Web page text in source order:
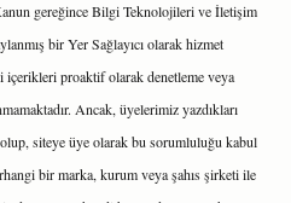
gereğince Bilgi Teknolojileri ve İletişim
bir Yer Sağlayıcı olarak hizmet
içerikleri proaktif olarak denetleme veya
Ancak, üyelerimiz yazdıkları
siteye üye olarak bu sorumluluğu kabul
bir marka, kurum veya şahıs şirketi ile